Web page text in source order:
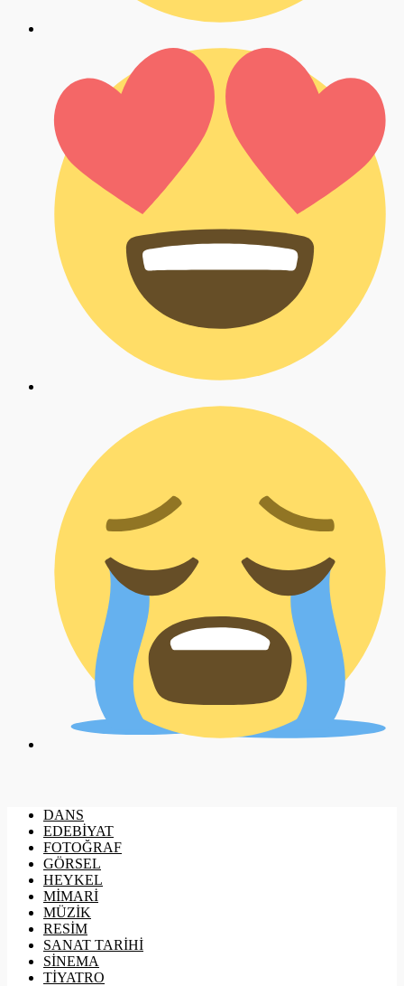
DANS
EDEBİYAT
FOTOĞRAF
GÖRSEL
HEYKEL
MİMARİ
MÜZİK
RESİM
SANAT TARİHİ
SİNEMA
TİYATRO